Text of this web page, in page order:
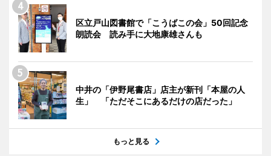
区立戸山図書館で「こうばこの会」50回記念
朗読会 読み手に大地康雄さんも
中井の「伊野尾書店」店主が新刊「本屋の人
生」 「ただそこにあるだけの店だった」
もっと見る